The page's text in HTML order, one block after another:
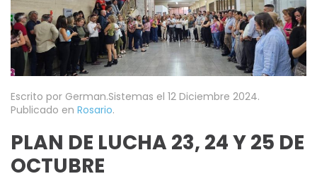
Escrito por German.Sistemas el 12 Diciembre 2024.
Publicado en Rosario.
PLAN DE LUCHA 23, 24 Y 25 DE
OCTUBRE